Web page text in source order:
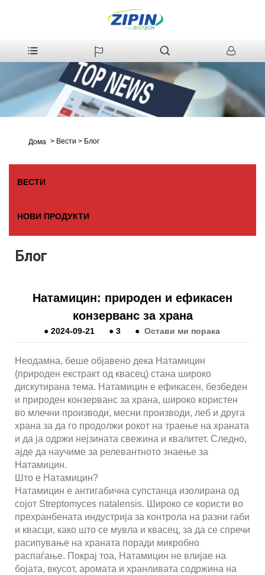
Дома > Вести > Блог
ВЕСТИ
НОВИ ПРОДУКТИ
Блог
Натамицин: природен и ефикасен
конзерванс за храна
●2024-09-21 ●3 ● Остави ми порака
Неодамна, беше објавено дека Натамицин
(природен екстракт од квасец) стана широко
дискутирана тема. Натамицин е ефикасен, безбеден
и природен конзерванс за храна, широко користен
во млечни производи, месни производи, леб и друга
храна за да го продолжи рокот на траење на храната
и да ја одржи нејзината свежина и квалитет. Следно,
ајде да научиме за релевантното знаење за
Натамицин.
Што е Натамицин?
Натамицин е антигабична супстанца изолирана од
сојот Streptomyces natalensis. Широко се користи во
прехранбената индустрија за контрола на разни габи
и квасци, како што се мувла и квасец, за да се спречи
расипување на храната поради микробно
распаѓање. Покрај тоа, Натамицин не влијае на
бојата, вкусот, аромата и хранливата содржина на